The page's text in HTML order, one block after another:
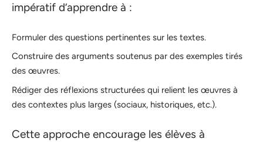
impératif d’apprendre à :
Formuler des questions pertinentes sur les textes.
Construire des arguments soutenus par des exemples tirés
des œuvres.
Rédiger des réflexions structurées qui relient les œuvres à
des contextes plus larges (sociaux, historiques, etc.).
Cette approche encourage les élèves à